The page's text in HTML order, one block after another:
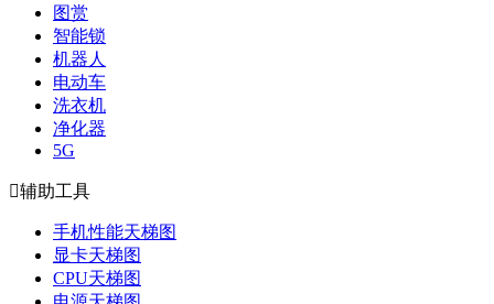
图赏
智能锁
机器人
电动车
洗衣机
净化器
5G
辅助工具
手机性能天梯图
显卡天梯图
CPU天梯图